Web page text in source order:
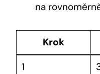
na
Krok
1